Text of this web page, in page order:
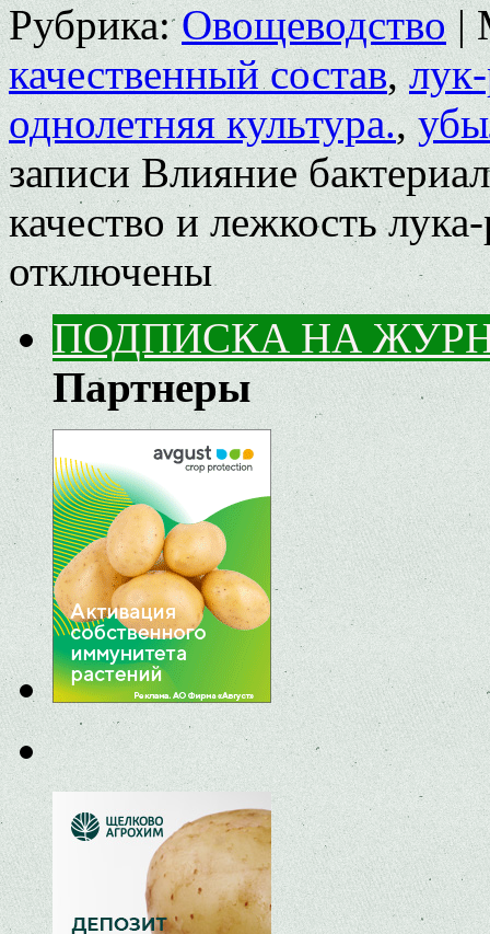
Рубрика: Овощеводство |
качественный состав,
однолетняя культура.,
записи Влияние
качество и лежкость
отключены
ПОДПИСКА НА
Партнеры